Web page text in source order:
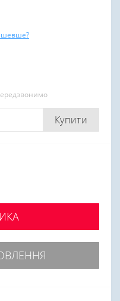
Купити